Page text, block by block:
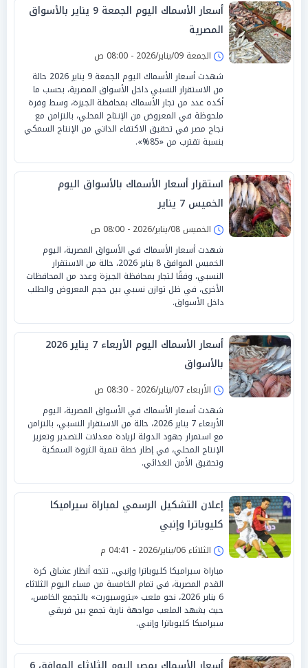
أسعار الأسماك اليوم الجمعة 9 يناير بالأسواق
المصرية
الجمعة 09/يناير/2026 - 08:00 ص
شهدت أسعار الأسماك اليوم الجمعة 9 يناير 2026 حالة
من الاستقرار النسبي داخل الأسواق المصرية، بحسب ما
أكده عدد من تجار الأسماك بمحافظة الجيزة، وسط وفرة
ملحوظة في المعروض من الإنتاج المحلي، بالتزامن مع
نجاح مصر في تحقيق الاكتفاء الذاتي من الإنتاج السمكي
بنسبة تقترب من «85%».
استقرار أسعار الأسماك بالأسواق اليوم
الخميس 7 يناير
الخميس 08/يناير/2026 - 08:00 ص
شهدت أسعار الأسماك في الأسواق المصرية، اليوم
الخميس الموافق 8 يناير 2026، حالة من الاستقرار
النسبي، وفقًا لتجار بمحافظة الجيزة وعدد من المحافظات
الأخرى، في ظل توازن نسبي بين حجم المعروض والطلب
داخل الأسواق.
أسعار الأسماك اليوم الأربعاء 7 يناير 2026
بالأسواق
الأربعاء 07/يناير/2026 - 08:30 ص
شهدت أسعار الأسماك في الأسواق المصرية، اليوم
الأربعاء 7 يناير 2026، حالة من الاستقرار النسبي، بالتزامن
مع استمرار جهود الدولة لزيادة معدلات التصدير وتعزيز
الإنتاج المحلي، في إطار خطة تنمية الثروة السمكية
وتحقيق الأمن الغذائي.
إعلان التشكيل الرسمي لمباراة سيراميكا
كليوباترا وإنبي
الثلاثاء 06/يناير/2026 - 04:41 م
مباراة سيراميكا كليوباترا وإنبي.. تتجه أنظار عشاق كرة
القدم المصرية، في تمام الخامسة من مساء اليوم الثلاثاء
6 يناير 2026، نحو ملعب «بتروسبورت» بالتجمع الخامس،
حيث يشهد الملعب مواجهة نارية تجمع بين فريقي
سيراميكا كليوباترا وإنبي.